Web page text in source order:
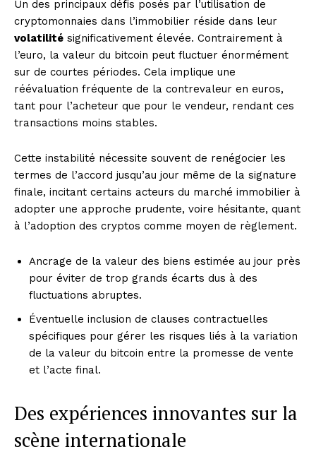
Un des principaux défis posés par l’utilisation de
cryptomonnaies dans l’immobilier réside dans leur
volatilité significativement élevée. Contrairement à
l’euro, la valeur du bitcoin peut fluctuer énormément
sur de courtes périodes. Cela implique une
réévaluation fréquente de la contrevaleur en euros,
tant pour l’acheteur que pour le vendeur, rendant ces
transactions moins stables.
Cette instabilité nécessite souvent de renégocier les
termes de l’accord jusqu’au jour même de la signature
finale, incitant certains acteurs du marché immobilier à
adopter une approche prudente, voire hésitante, quant
à l’adoption des cryptos comme moyen de règlement.
Ancrage de la valeur des biens estimée au jour près
pour éviter de trop grands écarts dus à des
fluctuations abruptes.
Éventuelle inclusion de clauses contractuelles
spécifiques pour gérer les risques liés à la variation
de la valeur du bitcoin entre la promesse de vente
et l’acte final.
Des expériences innovantes sur la
scène internationale